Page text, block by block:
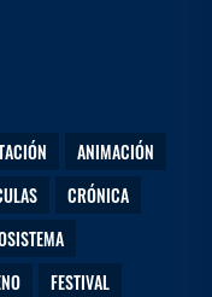
ANIMACIÓN
CRÓNICA
FESTIVAL